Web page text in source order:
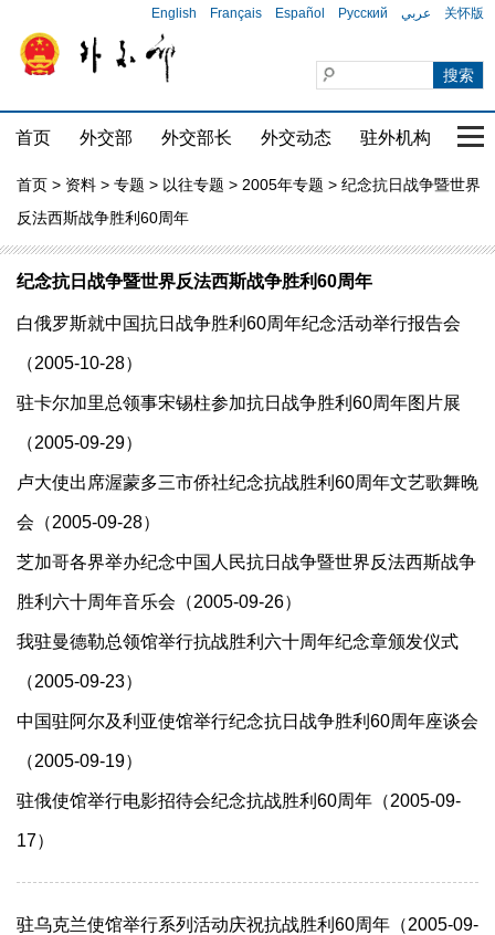
English Français Español Русский عربي 关怀版
首页 外交部 外交部长 外交动态 驻外机构 国
首页 > 资料 > 专题 > 以往专题 > 2005年专题 > 纪念抗日战争暨世界
反法西斯战争胜利60周年
纪念抗日战争暨世界反法西斯战争胜利60周年
白俄罗斯就中国抗日战争胜利60周年纪念活动举行报告会
（2005-10-28）
驻卡尔加里总领事宋锡柱参加抗日战争胜利60周年图片展
（2005-09-29）
卢大使出席渥蒙多三市侨社纪念抗战胜利60周年文艺歌舞晚
会（2005-09-28）
芝加哥各界举办纪念中国人民抗日战争暨世界反法西斯战争
胜利六十周年音乐会（2005-09-26）
我驻曼德勒总领馆举行抗战胜利六十周年纪念章颁发仪式
（2005-09-23）
中国驻阿尔及利亚使馆举行纪念抗日战争胜利60周年座谈会
（2005-09-19）
驻俄使馆举行电影招待会纪念抗战胜利60周年（2005-09-
17）
驻乌克兰使馆举行系列活动庆祝抗战胜利60周年（2005-09-